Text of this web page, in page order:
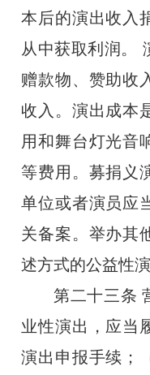
本后的演出收入
从中获取利润。
赠款物、赞助收
收入。演出成本
用和舞台灯光音
等费用。募捐义
单位或者演员应
关备案。举办其
述方式的公益性
第二十三条
业性演出，应当
演出申报手续；